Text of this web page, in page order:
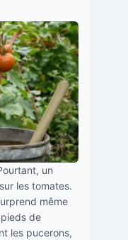
un
les tomates.
même
de
les pucerons,